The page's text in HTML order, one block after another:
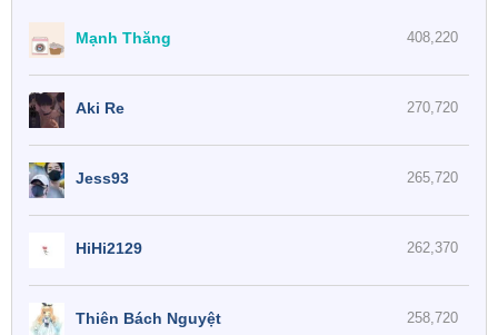
408,220
Mạnh Thăng
270,720
Aki Re
265,720
Jess93
262,370
HiHi2129
258,720
Thiên Bách Nguyệt